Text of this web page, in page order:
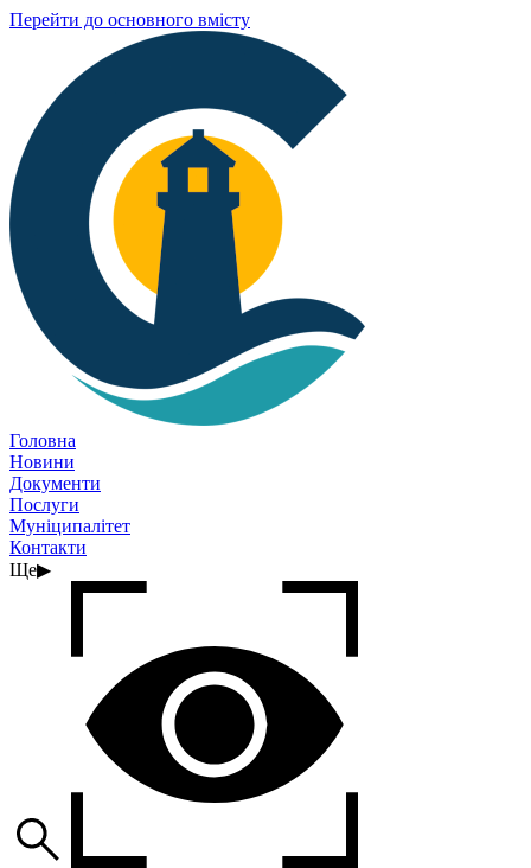
Перейти до основного вмісту
Головна
Новини
Документи
Послуги
Муніципалітет
Контакти
Ще▶